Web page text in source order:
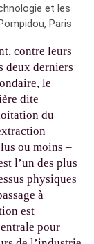
et les
Paris
contre leurs
deux derniers
le
dite
du
ou moins –
l’un des plus
physiques
à
est
pour